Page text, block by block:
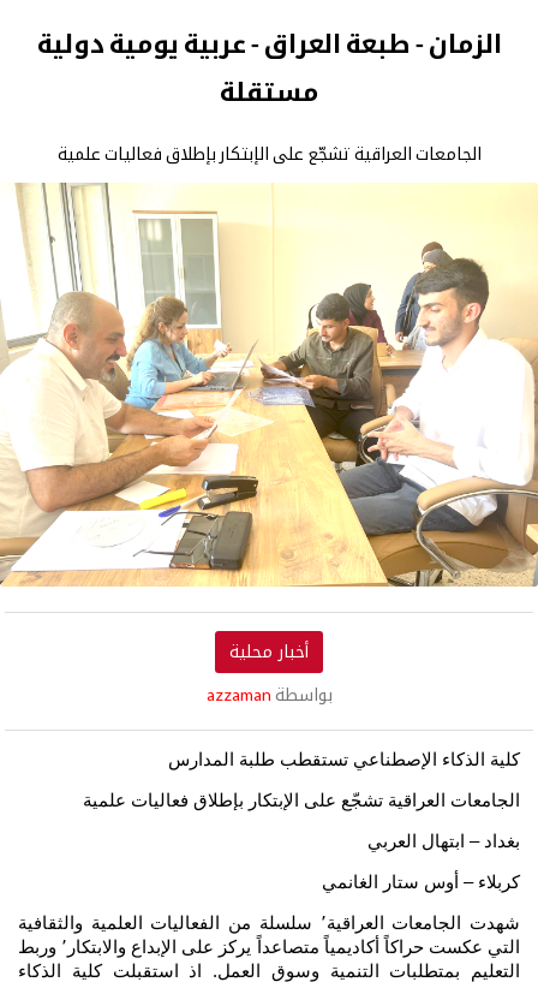
الزمان - طبعة العراق - عربية يومية دولية
مستقلة
الجامعات العراقية تشجّع على الإبتكار بإطلاق فعاليات علمية
أخبار محلية
بواسطة azzaman
كلية الذكاء الإصطناعي تستقطب طلبة المدارس
الجامعات العراقية تشجّع على الإبتكار بإطلاق فعاليات علمية
بغداد – ابتهال العربي
كربلاء – أوس ستار الغانمي
شهدت الجامعات العراقية٬ سلسلة من الفعاليات العلمية والثقافية
التي عكست حراكاً أكاديمياً متصاعداً يركز على الإبداع والابتكار٬ وربط
التعليم بمتطلبات التنمية وسوق العمل. اذ استقبلت كلية الذكاء